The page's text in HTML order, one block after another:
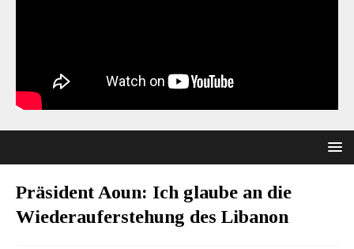
Präsident Aoun: Ich glaube an die
Wiederauferstehung des Libanon